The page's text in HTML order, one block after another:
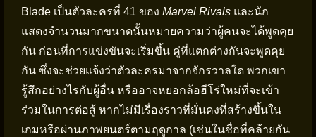
Blade เป็นตัวละครที่ 41 ของ Marvel Rivals และนัก
แสดงจำนวนมากขนาดนั้นหมายความว่าผู้คนจะได้พูดคุย
กัน ก่อนที่การแข่งขันจะเริ่มขึ้น คู่ที่แตกต่างกันจะพูดคุย
กัน ซึ่งจะช่วยแจ้งว่าตัวละครมาจากจักรวาลใด พวกเขา
รู้สึกอย่างไรกับผู้อื่น หรืออาจหยอกล้อฮีโร่ใหม่ที่จะเข้า
ร่วมในการต่อสู้ หากไม่มีเรื่องราวที่มั่นคงที่สร้างขึ้นใน
เกมหรือผ่านภาพยนตร์ตามฤดูกาล (เช่นในชื่อที่คล้ายกัน